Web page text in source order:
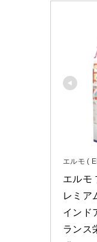
エルモ (
エルモ
レミア
インド
ランス